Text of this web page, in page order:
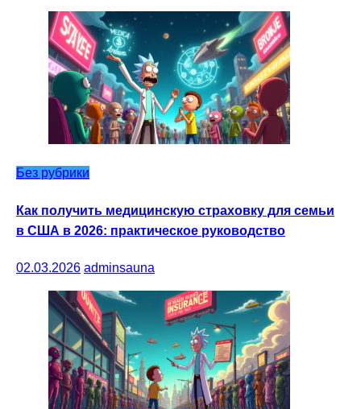
Без рубрики
Как получить медицинскую страховку для семьи
в США в 2026: практическое руководство
02.03.2026 adminsauna